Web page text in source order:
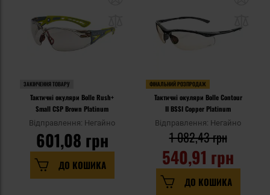
ЗАКІНЧЕННЯ ТОВАРУ
Тактичні окуляри Bolle Rush+
Small CSP Brown Platinum
Відправлення: Негайно
601,08 грн
ДО КОШИКА
ФІНАЛЬНИЙ РОЗПРОДАЖ
Тактичні окуляри Bolle Contour
II BSSI Copper Platinum
Відправлення: Негайно
540,91 грн
1 082,43 грн
ДО КОШИКА